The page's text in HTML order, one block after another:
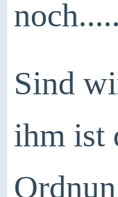
Sind
ihm ist